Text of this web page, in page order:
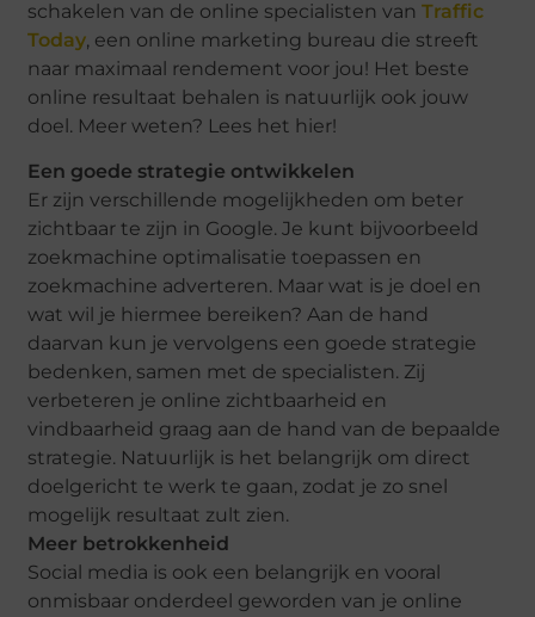
schakelen van de online specialisten vanTraffic
Today, een online marketing bureau die streeft
naar maximaal rendement voor jou! Het beste
online resultaat behalen is natuurlijk ook jouw
doel. Meer weten? Lees het hier!
Een goede strategie ontwikkelen
Er zijn verschillende mogelijkheden om beter
zichtbaar te zijn in Google. Je kunt bijvoorbeeld
zoekmachine optimalisatie toepassen en
zoekmachine adverteren. Maar wat is je doel en
wat wil je hiermee bereiken? Aan de hand
daarvan kun je vervolgens een goede strategie
bedenken, samen met de specialisten. Zij
verbeteren je online zichtbaarheid en
vindbaarheid graag aan de hand van de bepaalde
strategie. Natuurlijk is het belangrijk om direct
doelgericht te werk te gaan, zodat je zo snel
mogelijk resultaat zult zien.
Meer betrokkenheid
Social media is ook een belangrijk en vooral
onmisbaar onderdeel geworden van je online